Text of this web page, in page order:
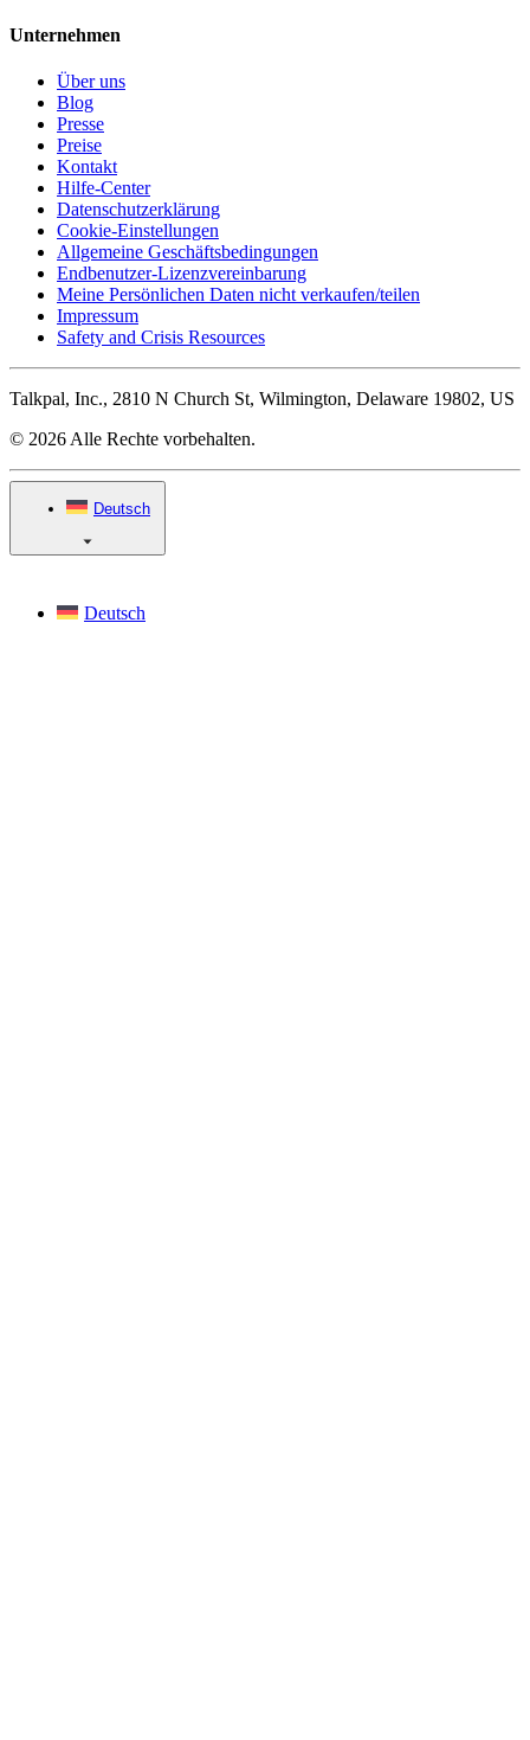
Unternehmen
Über uns
Blog
Presse
Preise
Kontakt
Hilfe-Center
Datenschutzerklärung
Cookie-Einstellungen
Allgemeine Geschäftsbedingungen
Endbenutzer-Lizenzvereinbarung
Meine Persönlichen Daten nicht verkaufen/teilen
Impressum
Safety and Crisis Resources
Talkpal, Inc., 2810 N Church St, Wilmington, Delaware 19802, US
© 2026 Alle Rechte vorbehalten.
Deutsch
Deutsch